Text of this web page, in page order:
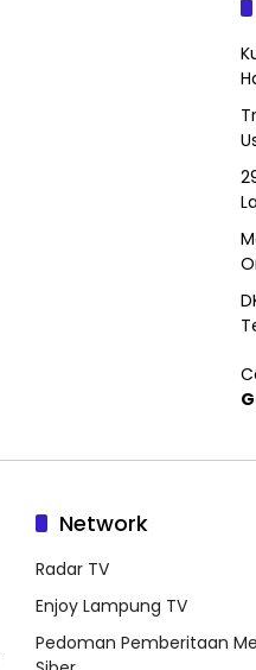
Network
Radar TV
Enjoy Lampung TV
Pedoman Pemberitaan